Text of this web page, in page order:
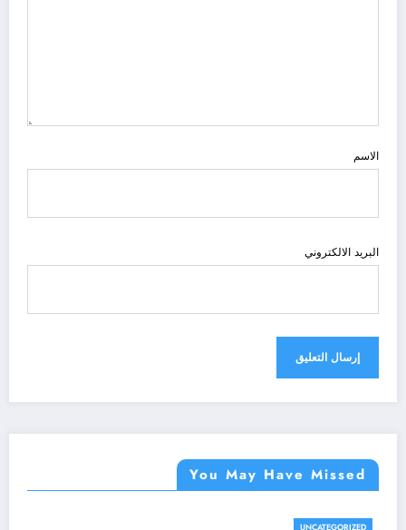
الاسم
البريد الالكتروني
You May Have Missed